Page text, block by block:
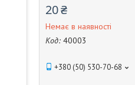
20 ₴
Немає в наявності
Код: 40003
+380 (50) 530-70-68